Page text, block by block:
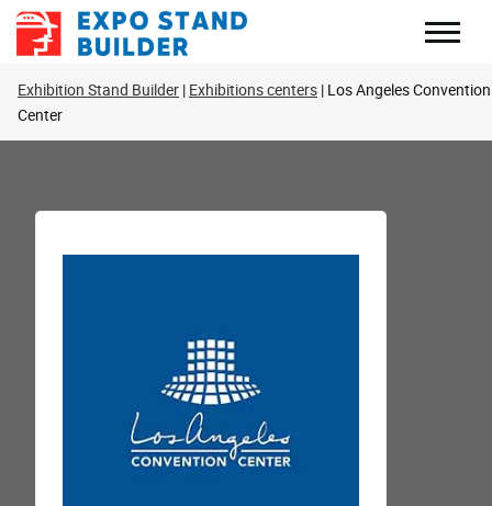
Перейти
Exhibition Stand Builder Exhibitions centers Los Angeles Convention
Center